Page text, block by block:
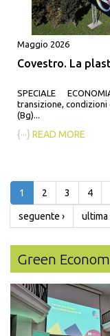
Maggio 2026
Covestro. La
SPECIALE
transizione,
(Bg)...
{···} READ MORE
1 2 3 4
seguente › ultima
Green